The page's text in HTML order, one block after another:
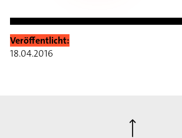
Veröffentlicht:
18.04.2016
⟶